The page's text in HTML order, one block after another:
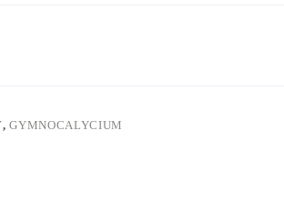
,GYMNOCALYCIUM